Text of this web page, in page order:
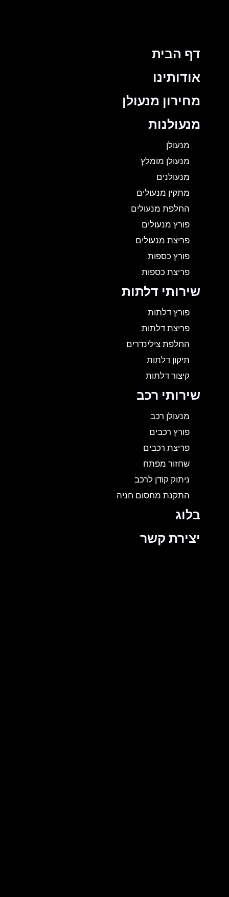
דף הבית
אודותינו
מחירון מנעולן
מנעולנות
מנעולן
מנעולן מומלץ
מנעולנים
מתקין מנעולים
החלפת מנעולים
פורץ מנעולים
פריצת מנעולים
פורץ כספות
פריצת כספות
שירותי דלתות
פורץ דלתות
פריצת דלתות
החלפת צילינדרים
תיקון דלתות
קיצור דלתות
שירותי רכב
מנעולן רכב
פורץ רכבים
פריצת רכבים
שחזור מפתח
ניתוק קודן לרכב
התקנת מחסום חניה
בלוג
יצירת קשר